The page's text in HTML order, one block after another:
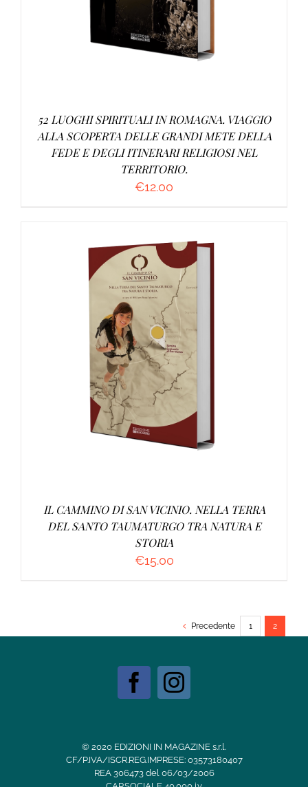
52 LUOGHI SPIRITUALI IN ROMAGNA. VIAGGIO
ALLA SCOPERTA DELLE GRANDI METE DELLA
FEDE E DEGLI ITINERARI RELIGIOSI NEL
TERRITORIO.
€12.00
AGGIUNGI AL CARRELLO /
IL CAMMINO DI SAN VICINIO. NELLA TERRA
DEL SANTO TAUMATURGO TRA NATURA E
STORIA
€15.00
Precedente 1 2
© 2020 EDIZIONI IN MAGAZINE s.r.l.
CF/P.IVA/ISCR.REG.IMPRESE: 03573180407
REA 306473 del 06/03/2006